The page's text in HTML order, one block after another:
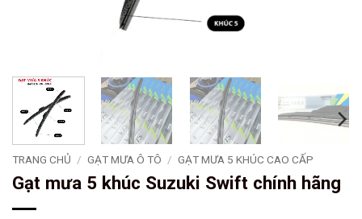
TRANG CHỦ / GẠT MƯA Ô TÔ / GẠT MƯA 5 KHÚC CAO CẤP
Gạt mưa 5 khúc Suzuki Swift chính hãng